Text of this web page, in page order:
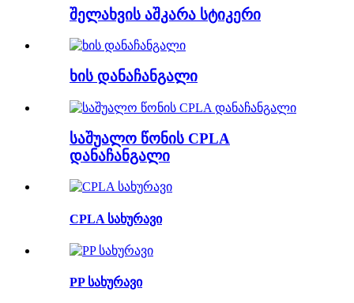
შელახვის აშკარა სტიკერი
ხის დანაჩანგალი
საშუალო წონის CPLA
დანაჩანგალი
CPLA სახურავი
PP სახურავი